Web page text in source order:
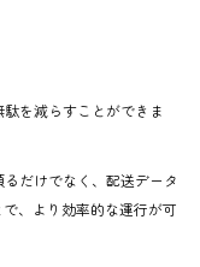
を減らすことができま
だけでなく、配送データ
、より効率的な運行が可